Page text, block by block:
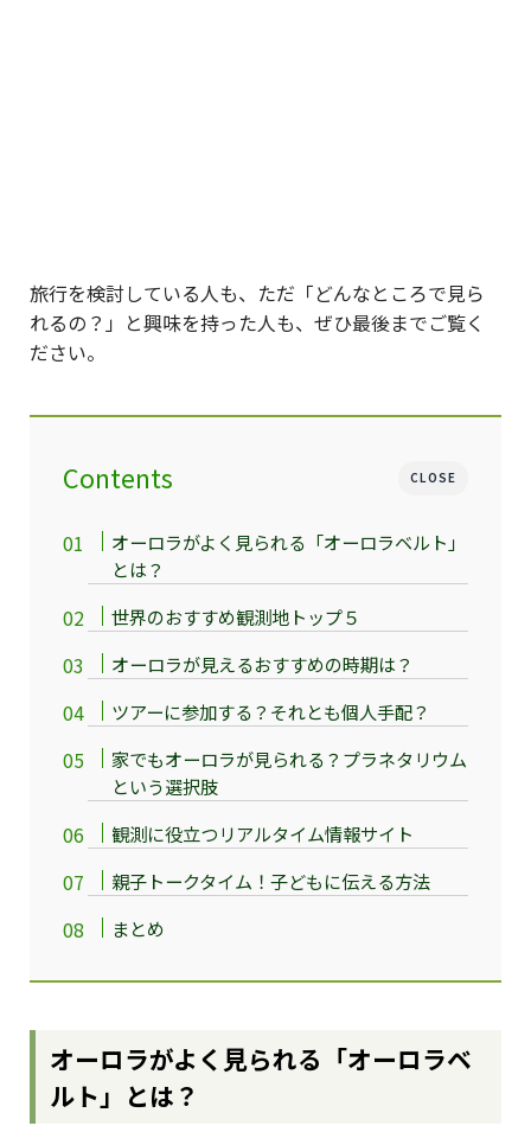
旅行を検討している人も、ただ「どんなところで見ら
れるの？」と興味を持った人も、ぜひ最後までご覧く
ださい。
CLOSE
Contents
オーロラがよく見られる「オーロラベルト」
とは？
世界のおすすめ観測地トップ５
オーロラが見えるおすすめの時期は？
ツアーに参加する？それとも個人手配？
家でもオーロラが見られる？プラネタリウム
という選択肢
観測に役立つリアルタイム情報サイト
親子トークタイム！子どもに伝える方法
まとめ
オーロラがよく見られる「オーロラベ
ルト」とは？